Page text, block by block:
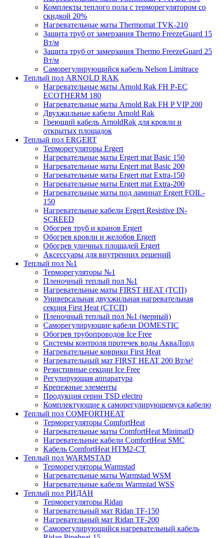
Комплекты теплого пола с терморегулятором со
скидкой 20%
Нагревательные маты Thermomat TVK-210
Защита труб от замерзания Thermo FreezeGuard 15
Вт/м
Защита труб от замерзания Thermo FreezeGuard 25
Вт/м
Саморегулирующийся кабель Nelson Limitrace
Теплый пол ARNOLD RAK
Нагревательные маты Arnold Rak FH P-EC
ECOTHERM 180
Нагревательные маты Arnold Rak FH P VIP 200
Двухжильные кабели Arnold Rak
Греющий кабель ArnoldRak для кровли и
открытых площадок
Теплый пол ERGERT
Терморегуляторы Ergert
Нагревательные маты Ergert mat Basic 150
Нагревательные маты Ergert mat Basic 200
Нагревательные маты Ergert mat Extra-150
Нагревательные маты Ergert mat Extra-200
Нагревательные маты под ламинат Ergert FOIL-
150
Нагревательные кабели Ergert Resistive IN-
SCREED
Обогрев труб и кранов Ergert
Обогрев кровли и желобов Ergert
Обогрев уличных площадей Ergert
Аксессуары для внутренних решений
Теплый пол №1
Терморегуляторы №1
Пленочный теплый пол №1
Нагревательные маты FIRST HEAT (ТСП)
Универсальная двухжильная нагревательная
секция First Heat (СТСП)
Пленочный теплый пол №1 (мерный)
Саморегулирующие кабели DOMESTIC
Обогрев трубопроводов Ice Free
Системы контроля протечек воды АкваЛорд
Нагревательные коврики First Heat
Нагревательный мат FIRST HEAT 200 Вт/м²
Резистивные секции Ice Free
Регулирующая аппаратура
Крепежные элементы
Продукция серии TSD electro
Комплектующие к саморегулирующемуся кабелю
Теплый пол COMFORTHEAT
Терморегуляторы ComfortHeat
Нагревательные маты ComfortHeat MinimatD
Нагревательные кабели ComfortHeat SMC
Кабель ComfortHeat HTM2-CT
Теплый пол WARMSTAD
Терморегуляторы Warmstad
Нагревательные маты Warmstad WSM
Нагревательные кабели Warmstad WSS
Теплый пол РИДАН
Терморегуляторы Ridan
Нагревательный мат Ridan TF-150
Нагревательный мат Ridan TF-200
Саморегулирующийся нагревательный кабель